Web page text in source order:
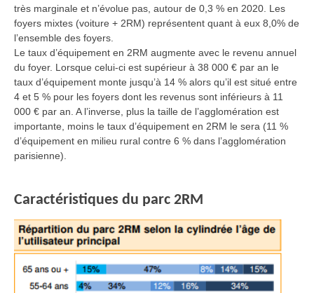
très marginale et n’évolue pas, autour de 0,3 % en 2020. Les
foyers mixtes (voiture + 2RM) représentent quant à eux 8,0% de
l’ensemble des foyers.
Le taux d’équipement en 2RM augmente avec le revenu annuel
du foyer. Lorsque celui-ci est supérieur à 38 000 € par an le
taux d’équipement monte jusqu’à 14 % alors qu’il est situé entre
4 et 5 % pour les foyers dont les revenus sont inférieurs à 11
000 € par an. A l’inverse, plus la taille de l’agglomération est
importante, moins le taux d’équipement en 2RM le sera (11 %
d’équipement en milieu rural contre 6 % dans l’agglomération
parisienne).
Caractéristiques du parc 2RM